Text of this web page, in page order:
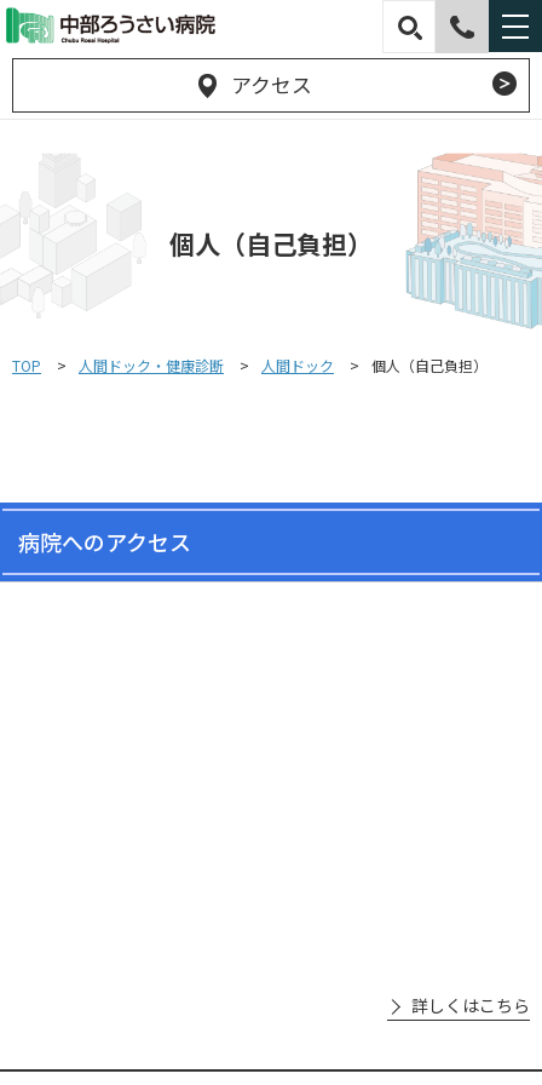
アクセス
個人（自己負担）
TOP 人間ドック・健康診断 人間ドック 個人（自己負担）
病院へのアクセス
詳しくはこちら